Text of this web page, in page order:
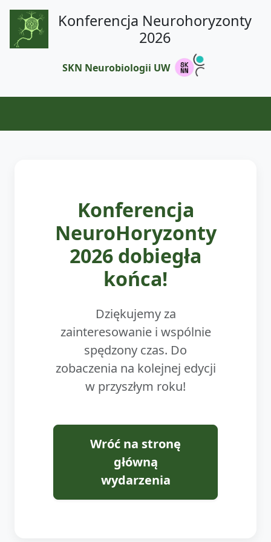
Konferencja Neurohoryzonty
2026
SKN Neurobiologii UW
Konferencja
NeuroHoryzonty
2026 dobiegła
końca!
Dziękujemy za
zainteresowanie i wspólnie
spędzony czas. Do
zobaczenia na kolejnej edycji
w przyszłym roku!
Wróć na stronę
główną
wydarzenia